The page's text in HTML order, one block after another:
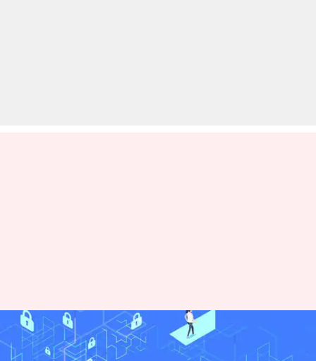
ブルートゥースセキュリティを
強化する五つの方法